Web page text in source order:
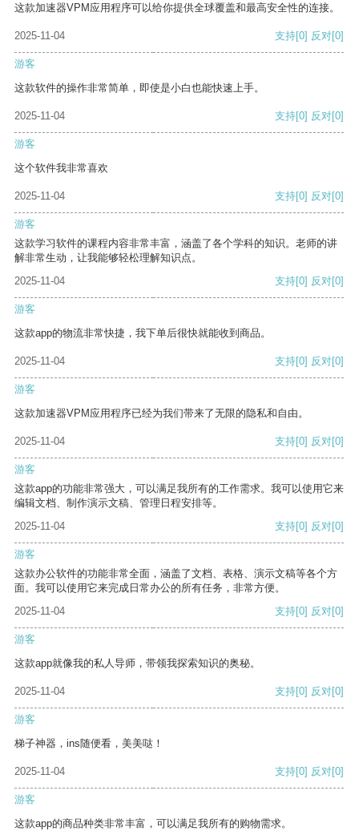
这款加速器VPM应用程序可以给你提供全球覆盖和最高安全性的连接。
2025-11-04 支持[0] 反对[0]
游客
这款软件的操作非常简单，即使是小白也能快速上手。
2025-11-04 支持[0] 反对[0]
游客
这个软件我非常喜欢
2025-11-04 支持[0] 反对[0]
游客
这款学习软件的课程内容非常丰富，涵盖了各个学科的知识。老师的讲
解非常生动，让我能够轻松理解知识点。
2025-11-04
支持[0] 反对[0]
游客
这款app的物流非常快捷，我下单后很快就能收到商品。
2025-11-04 支持[0] 反对[0]
游客
这款加速器VPM应用程序已经为我们带来了无限的隐私和自由。
2025-11-04 支持[0] 反对[0]
游客
这款app的功能非常强大，可以满足我所有的工作需求。我可以使用它来
编辑文档、制作演示文稿、管理日程安排等。
2025-11-04
支持[0] 反对[0]
游客
这款办公软件的功能非常全面，涵盖了文档、表格、演示文稿等各个方
面。我可以使用它来完成日常办公的所有任务，非常方便。
2025-11-04
支持[0] 反对[0]
游客
这款app就像我的私人导师，带领我探索知识的奥秘。
2025-11-04 支持[0] 反对[0]
游客
梯子神器，ins随便看，美美哒！
2025-11-04 支持[0] 反对[0]
游客
这款app的商品种类非常丰富，可以满足我所有的购物需求。